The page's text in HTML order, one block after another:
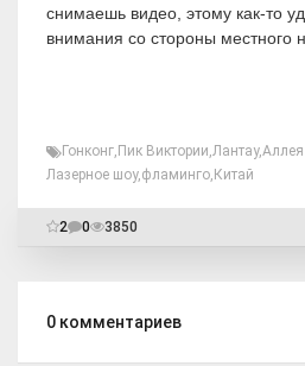
снимаешь видео, этому как-то
внимания со стороны местного
Гонконг, Пик Виктории,Лантау,
Лазерное шоу,фламинго, Китай
2 0 3850
0 комментариев